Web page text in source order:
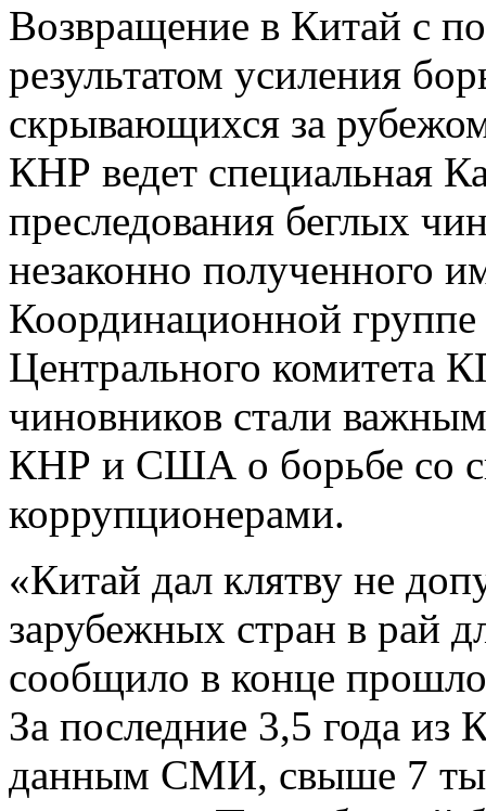
Возвращение в Китай с
результатом усиления
скрывающихся за
КНР ведет специальная
преследования беглых
незаконно полученного
Координационной
Центрального комитета
чиновников стали
КНР и США о борьбе со
коррупционерами.
«Китай дал клятву не
зарубежных стран в рай
сообщило в конце
За последние 3,5 года
данным СМИ, свыше 7